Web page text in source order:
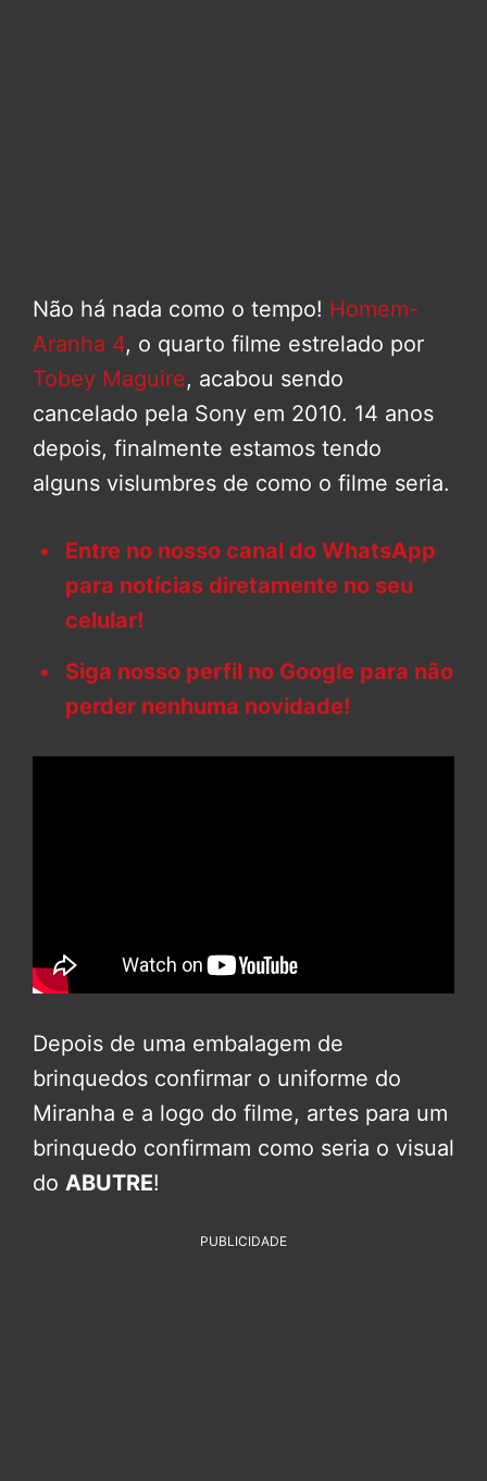
Não há nada como o tempo! Homem-
Aranha 4, o quarto filme estrelado por
Tobey Maguire, acabou sendo
cancelado pela Sony em 2010. 14 anos
depois, finalmente estamos tendo
alguns vislumbres de como o filme seria.
Entre no nosso canal do WhatsApp
para notícias diretamente no seu
celular!
Siga nosso perfil no Google para não
perder nenhuma novidade!
Depois de uma embalagem de
brinquedos confirmar o uniforme do
Miranha e a logo do filme, artes para um
brinquedo confirmam como seria o visual
do ABUTRE!
PUBLICIDADE